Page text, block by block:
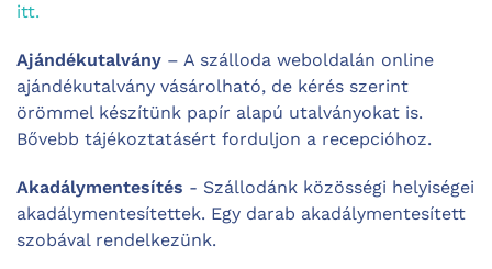
itt.
Ajándékutalvány – A szálloda weboldalán online
ajándékutalvány vásárolható, de kérés szerint
örömmel készítünk papír alapú utalványokat is.
Bővebb tájékoztatásért forduljon a recepcióhoz.
Akadálymentesítés - Szállodánk közösségi helyiségei
akadálymentesítettek. Egy darab akadálymentesített
szobával rendelkezünk.